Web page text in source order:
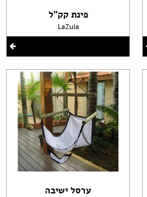
פינת קק"ל
LaZula
ערסל ישיבה